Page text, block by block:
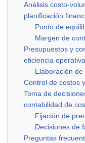
Análisis costo-
planificación
Punto de
Margen de
Presupuestos y
eficiencia operativa
Elaboración
Control de costos
Toma de
contabilidad de
Fijación de
Decisiones de
Preguntas